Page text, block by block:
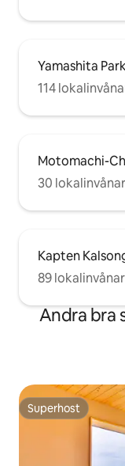
Yamashita
114
Motomachi-
30
Kapten
89
Andra bra
Superhost
Superhost